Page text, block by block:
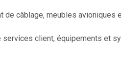
de câblage, meubles avioniques
services client, équipements et